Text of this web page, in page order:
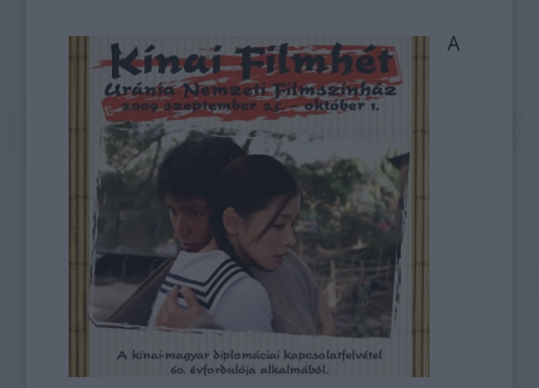
A